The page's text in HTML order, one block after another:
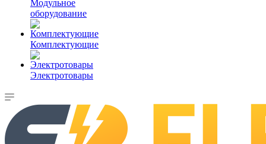
Модульное
оборудование
Комплектующие
Электротовары